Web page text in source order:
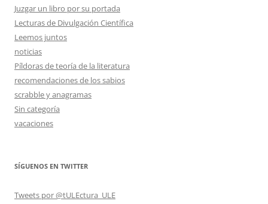
Juzgar un libro por su portada
Lecturas de Divulgación Científica
Leemos juntos
noticias
Píldoras de teoría de la literatura
recomendaciones de los sabios
scrabble y anagramas
Sin categoría
vacaciones
SÍGUENOS EN TWITTER
Tweets por @tULEctura_ULE